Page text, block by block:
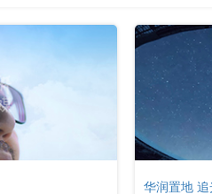
华润置地 追